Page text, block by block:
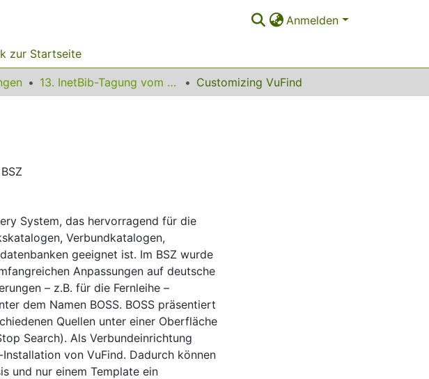
Anmelden
zur Startseite
13. InetBib-Tagung vom 10. bis 12. Februar 2016 in Stuttgart Customizing VuFind
System, das hervorragend für die
Verbundkatalogen,
geeignet ist. Im BSZ wurde
Anpassungen auf deutsche
– z.B. für die Fernleihe –
dem Namen BOSS. BOSS präsentiert
Quellen unter einer Oberfläche
Search). Als Verbundeinrichtung
von VuFind. Dadurch können
und nur einem Template ein